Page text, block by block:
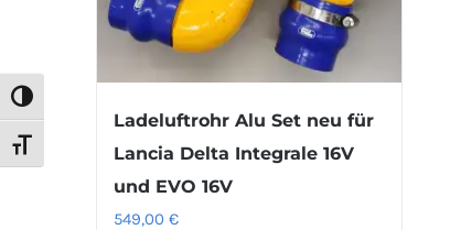
Umschalten auf hohe Kontraste
Schrift vergrößern
Ladeluftrohr Alu Set neu für
Lancia Delta Integrale 16V
und EVO 16V
549,00 €